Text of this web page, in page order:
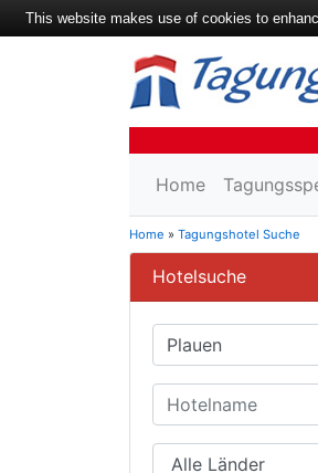
Home
Home » Tagungshotel Suche
Hotelsuche
This website makes use of cookies to